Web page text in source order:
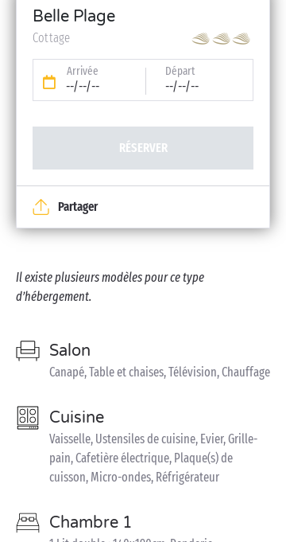
Belle Plage
Cottage
Arrivée
--/--/--
Départ
--/--/--
RÉSERVER
Partager
Il existe plusieurs modèles pour ce type
d’hébergement.
Salon
Canapé, Table et chaises, Télévision, Chauffage
Cuisine
Vaisselle, Ustensiles de cuisine, Evier, Grille-
pain, Cafetière électrique, Plaque(s) de
cuisson, Micro-ondes, Réfrigérateur
Chambre 1